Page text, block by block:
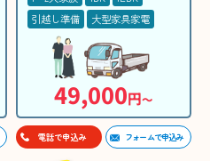
引越し準備
大型家具家電
49,000円〜
電話で申込み フォームで申込み